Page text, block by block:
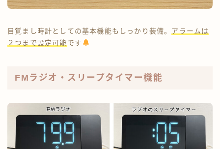
目覚まし時計としての基本機能もしっかり装備。 アラームは
２つまで設定可能です
FMラジオ・スリープタイマー機能